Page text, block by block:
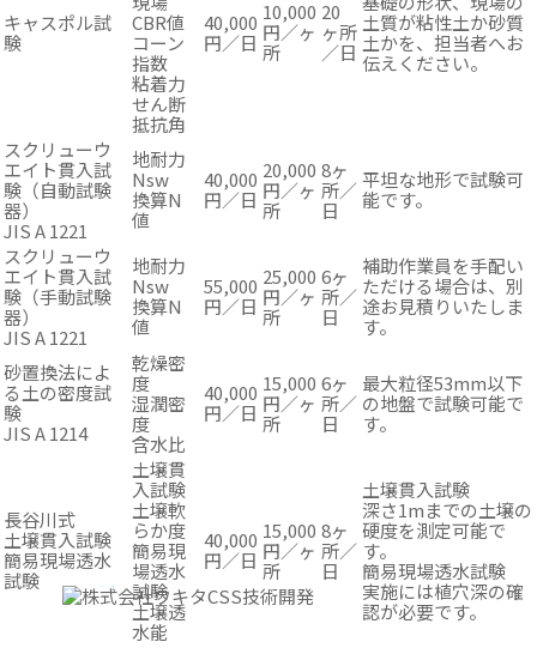
キャスポル試
験
CBR値
コーン
指数
粘着力
せん断
抵抗角
40,000
円／日
10,000
円／ヶ
所
20
ヶ所
／日
土質が粘性土か砂質
土かを、担当者へお
伝えください。
スクリューウ
エイト貫入試
験（自動試験
器）
JIS A 1221
地耐力
Nsw
換算N
値
40,000
円／日
20,000
円／ヶ
所
8ヶ
所／
日
平坦な地形で試験可
能です。
スクリューウ
エイト貫入試
験（手動試験
器）
JIS A 1221
地耐力
Nsw
換算N
値
55,000
円／日
25,000
円／ヶ
所
6ヶ
所／
日
補助作業員を手配い
ただける場合は、別
途お見積りいたしま
す。
砂置換法によ
る土の密度試
験
JIS A 1214
乾燥密
度
湿潤密
度
含水比
40,000
円／日
15,000
円／ヶ
所
6ヶ
所／
日
最大粒径53mm以下
の地盤で試験可能で
す。
長谷川式
土壌貫入試験
簡易現場透水
試験
土壌貫
入試験
土壌軟
らか度
簡易現
場透水
試験
土壌透
水能
40,000
円／日
15,000
円／ヶ
所
8ヶ
所／
日
土壌貫入試験
深さ1mまでの土壌の
硬度を測定可能で
す。
簡易現場透水試験
実施には植穴深の確
認が必要です。